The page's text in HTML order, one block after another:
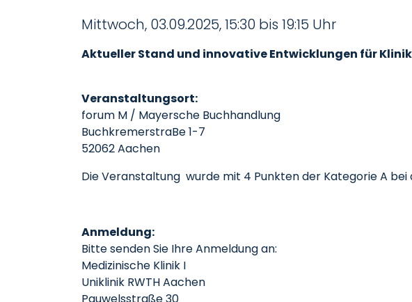
Mittwoch, 03.09.2025, 15:30 bis 19:15 Uhr
Aktueller Stand und innovative Entwicklungen für
Veranstaltungsort:
forum M / Mayersche Buchhandlung
BuchkremerstraBe 1-7
52062 Aachen
Die Veranstaltung wurde mit 4 Punkten der Kategorie A
Anmeldung:
Bitte senden Sie Ihre Anmeldung an:
Medizinische Klinik I
Uniklinik RWTH Aachen